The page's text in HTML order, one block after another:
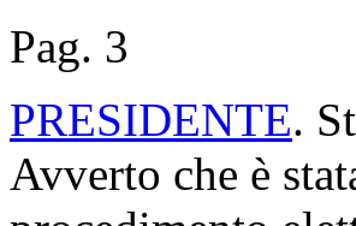
Pag. 3
PRESIDENTE.
Avverto che è